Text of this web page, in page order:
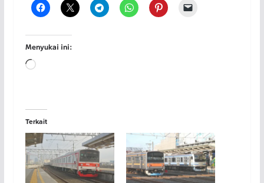
Menyukai ini:
Memuat...
Terkait